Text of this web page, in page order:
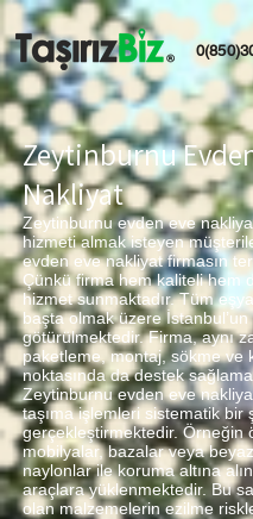
Zeytinburnu
Nakliyat
Zeytinburnu evden eve
hizmeti almak isteyen
evden eve nakliyat firmasın
Çünkü firma hem kaliteli hem
hizmet sunmaktadır. Tüm
başta olmak üzere
götürülmektedir. Firma, aynı
paketleme, montaj, sökme ve
noktasında da destek
Zeytinburnu evden eve
taşıma işlemleri sistematik bir
gerçekleştirmektedir. Örneğin
mobilyalar, bazalar veya
naylonlar ile koruma altına
araçlara yüklenmektedir. Bu
olan malzemelerin ezilme